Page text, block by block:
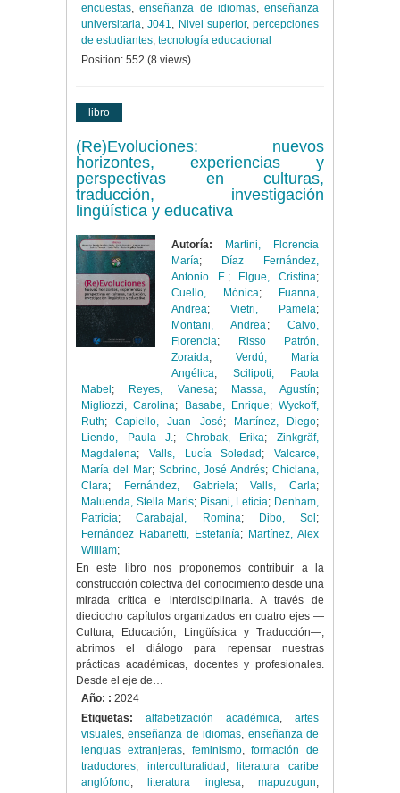
encuestas,enseñanza de idiomas, enseñanza
universitaria,J041, Nivel superior, percepciones
de estudiantes, tecnología educacional
Position: 552 (8 views)
libro
(Re)Evoluciones: nuevos
horizontes, experiencias y
perspectivas en culturas,
traducción, investigación
lingüística y educativa
Autoría:
Martini, Florencia
María;
Díaz Fernández,
Antonio E.; Elgue, Cristina;
Cuello, Mónica;
Fuanna,
Andrea; Vietri, Pamela;
Montani, Andrea;Calvo,
Florencia;
Risso Patrón,
Zoraida; Verdú, María
Angélica; Scilipoti, Paola
Mabel ; Reyes, Vanesa; Massa, Agustín;
Migliozzi, Carolina; Basabe, Enrique; Wyckoff,
Ruth;Capiello, Juan José; Martínez, Diego;
Liendo, Paula J.; Chrobak, Erika;Zinkgräf,
Magdalena; Valls, Lucía Soledad ; Valcarce,
María del Mar; Sobrino, José Andrés;Chiclana,
Clara; Fernández, Gabriela;Valls, Carla;
Maluenda, Stella Maris; Pisani, Leticia; Denham,
Patricia;Carabajal, Romina; Dibo, Sol ;
Fernández Rabanetti, Estefanía; Martínez, Alex
William;
En este libro nos proponemos contribuir a la
construcción colectiva del conocimiento desde una
mirada crítica e interdisciplinaria. A través de
dieciocho capítulos organizados en cuatro ejes —
Cultura, Educación, Lingüística y Traducción—,
abrimos el diálogo para repensar nuestras
prácticas académicas, docentes y profesionales.
Desde el eje de…
Año: : 2024
Etiquetas:
alfabetización académica, artes
visuales,enseñanza de idiomas, enseñanza de
lenguas extranjeras, feminismo,formación de
traductores, interculturalidad ,
literatura caribe
anglófono, literatura inglesa,mapuzugun,